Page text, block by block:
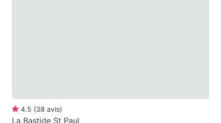
4.5 (38 avis)
La Bastide St Paul